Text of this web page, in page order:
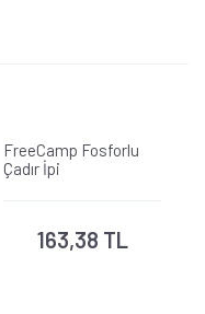
FreeCamp Fosforlu
Çadır İpi
163,38 TL